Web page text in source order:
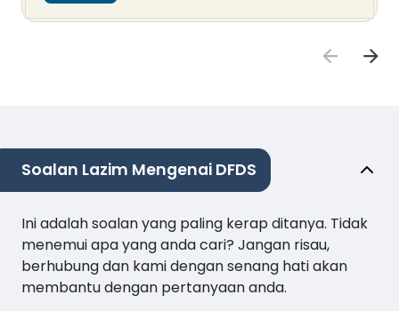
Soalan Lazim Mengenai DFDS
Ini adalah soalan yang paling kerap ditanya. Tidak
menemui apa yang anda cari? Jangan risau,
berhubung dan kami dengan senang hati akan
membantu dengan pertanyaan anda.